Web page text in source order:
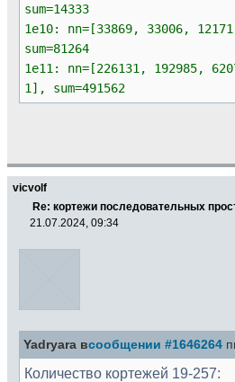
sum=14333
1e10: nn=[33869, 33006,
sum=81264
1e11: nn=[226131, 192985,
1], sum=491562
vicvolf
Re: кортежи последовательных
21.07.2024, 09:34
Yadryara всообщении #1646264
Количество кортежей 19-257: